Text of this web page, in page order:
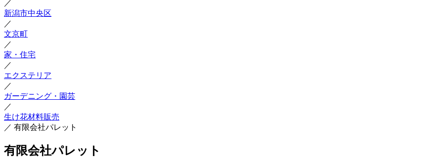
／
新潟市中央区
／
文京町
／
家・住宅
／
エクステリア
／
ガーデニング・園芸
／
生け花材料販売
／ 有限会社パレット
有限会社パレット